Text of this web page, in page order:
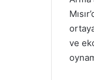
ve